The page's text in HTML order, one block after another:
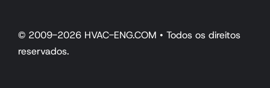
© 2009-2026 HVAC-ENG.COM • Todos os direitos
reservados.